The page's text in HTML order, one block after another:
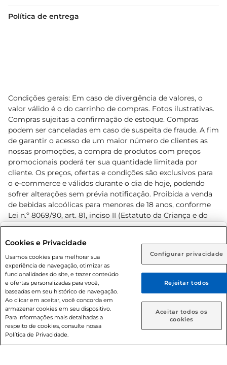
Rio de Janeiro (RJ) Goiás (GO)
Ou
Caso queira comprar online, informe como deseja receber
suas compras:
Entrega em casa Retire em Loja
Política de entrega
Condições gerais: Em caso de divergência de valores, o
valor válido é o do carrinho de compras. Fotos ilustrativas.
Compras sujeitas a confirmação de estoque. Compras
podem ser canceladas em caso de suspeita de fraude. A fim
de garantir o acesso de um maior número de clientes as
nossas promoções, a compra de produtos com preços
promocionais poderá ter sua quantidade limitada por
cliente. Os preços, ofertas e condições são exclusivos para
o e-commerce e válidos durante o dia de hoje, podendo
sofrer alterações sem prévia notificação. Proibida a venda
de bebidas alcoólicas para menores de 18 anos, conforme
Lei n.º 8069/90, art. 81, inciso II (Estatuto da Criança e do
Adolescente). Preços e condições exclusivos para o
prévio. O valor mínimo para as compras on-line é de R$
80,00.
© 2026 Copyright. Todos os direitos
reservados Prezunic.
Cookies e Privacidade
Usamos cookies para melhorar sua
experiência de navegação, otimizar as
funcionalidades do site, e trazer conteúdo
e ofertas personalizadas para você,
baseadas em seu histórico de navegação.
Ao clicar em aceitar, você concorda em
armazenar cookies em seu dispositivo.
Para informações mais detalhadas a
respeito de cookies, consulte nossa
Política de Privacidade.
Configurar privacidade
Rejeitar todos
Aceitar todos os
cookies